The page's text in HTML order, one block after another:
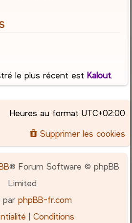
le plus récent estKalout.
Heures au format UTC+02:00
Supprimer les cookies
® Forum Software © phpBB
Limited
parphpBB-fr.com
|Conditions